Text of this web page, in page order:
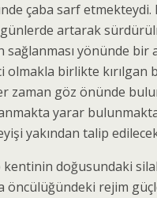
çaba sarf etmekteydi.
günlerde artarak
yönünde bir
olmakla birlikte kırılgan
zaman göz önünde
yarar
yakından talip
kentinin doğusundaki
öncülüğündeki rejim